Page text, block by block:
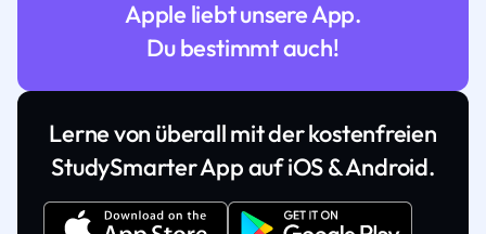
Apple liebt unsere App.
Du bestimmt auch!
Lerne von überall mit der kostenfreien
StudySmarter App auf iOS & Android.